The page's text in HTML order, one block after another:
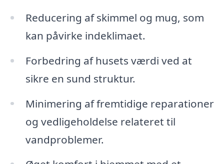
Reducering af skimmel og mug, som
kan påvirke indeklimaet.
Forbedring af husets værdi ved at
sikre en sund struktur.
Minimering af fremtidige reparationer
og vedligeholdelse relateret til
vandproblemer.